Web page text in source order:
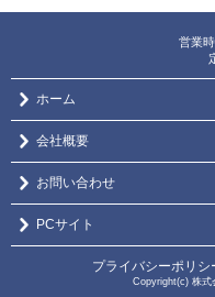
営業
ホーム
会社概要
お問い合わせ
PCサイト
プライバシーポリシ
Copyright(c) 株式